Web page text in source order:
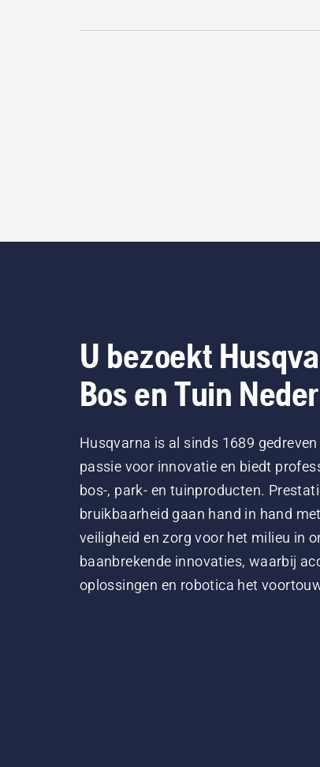
U bezoekt
Bos en Tuin
Husqvarna is al sinds 1689
passie voor innovatie en biedt
bos-, park- en tuinproducten.
bruikbaarheid gaan hand in hand met
veiligheid en zorg voor het milieu in
baanbrekende innovaties, waarbij
oplossingen en robotica het